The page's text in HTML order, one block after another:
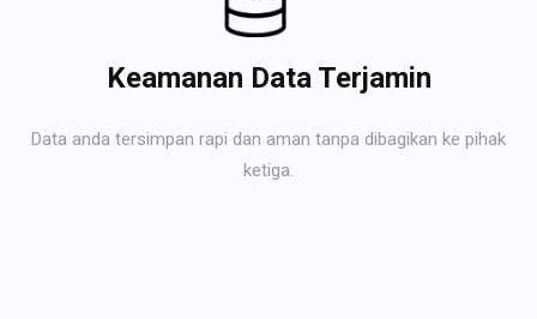
Keamanan Data Terjamin
Data anda tersimpan rapi dan aman tanpa dibagikan ke pihak
ketiga.